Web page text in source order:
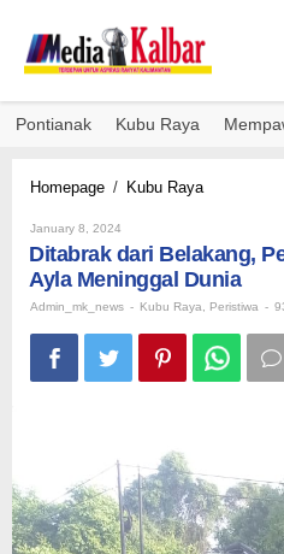
content
Pontianak Kubu Raya
Homepage / Kubu RayaDitabrak
Pengemudi
Daihatsu
Meninggal
Dunia
January 8, 2024
Ditabrak dari Belakang,
Ayla Meninggal Dunia
Admin_mk_news - Kubu Raya Peristiwa -